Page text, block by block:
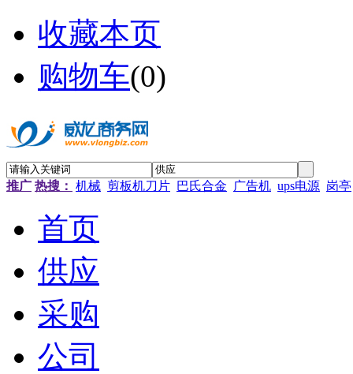
收藏本页
购物车(0)
推广 热搜： 机械 剪板机刀片 巴氏合金 广告机 ups电源 岗亭
首页
供应
采购
公司